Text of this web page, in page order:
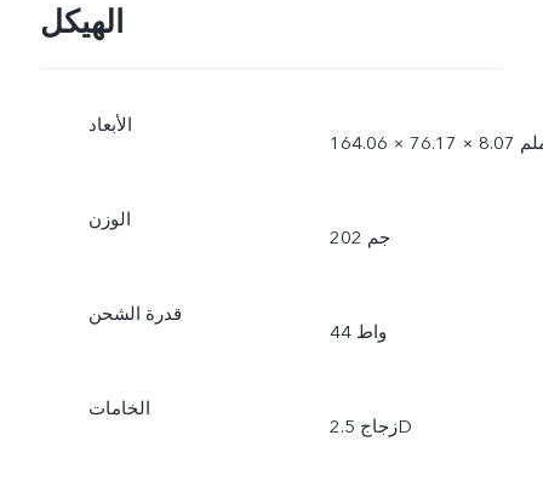
الهيكل
الأبعاد
76.17 × 8.07 ملم
الوزن
202 جم
قدرة الشحن
44 واط
الخامات
زجاج 2.5D